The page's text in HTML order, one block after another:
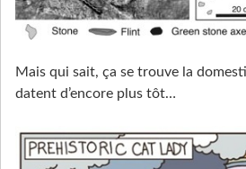
Mais qui sait, ça se trouve la
datent d’encore plus tôt…